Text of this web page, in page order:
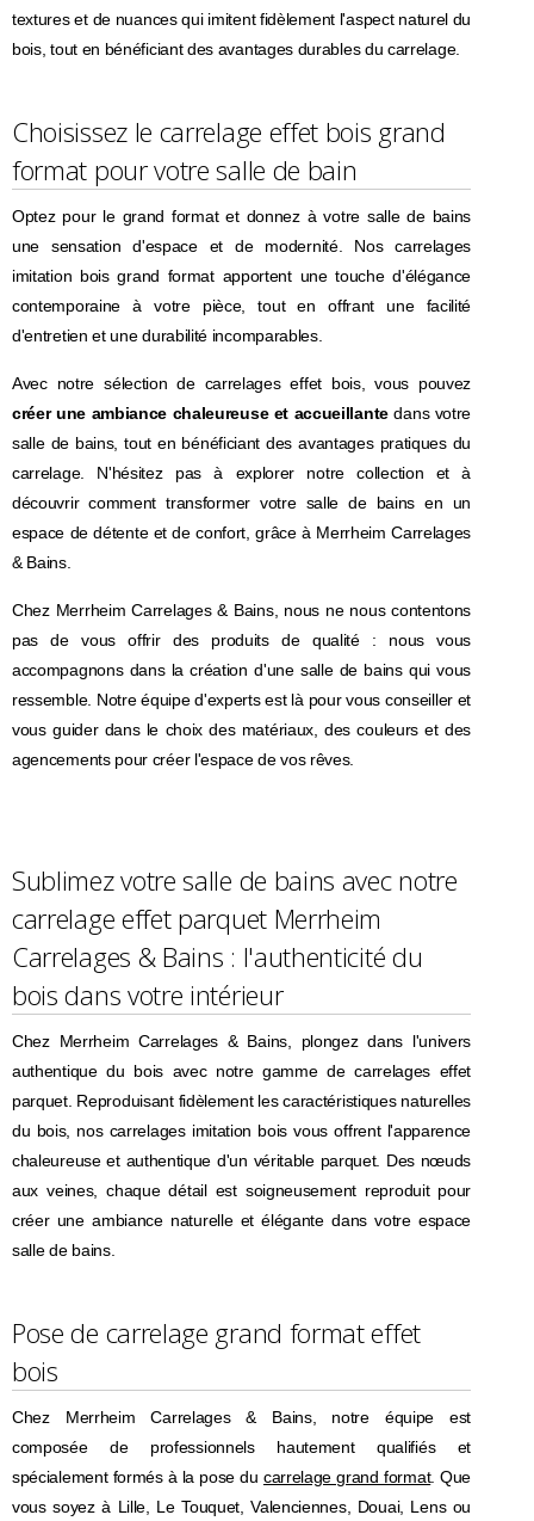
textures et de nuances qui imitent fidèlement l'aspect naturel du
bois, tout en bénéficiant des avantages durables du carrelage.
Choisissez le carrelage effet bois grand
format pour votre salle de bain
Optez pour le grand format et donnez à votre salle de bains
une sensation d'espace et de modernité. Nos carrelages
imitation bois grand format apportent une touche d'élégance
contemporaine à votre pièce, tout en offrant une facilité
d'entretien et une durabilité incomparables.
Avec notre sélection de carrelages effet bois, vous pouvez
créer une ambiance chaleureuse et accueillantedans votre
salle de bains, tout en bénéficiant des avantages pratiques du
carrelage. N'hésitez pas à explorer notre collection et à
découvrir comment transformer votre salle de bains en un
espace de détente et de confort, grâce à Merrheim Carrelages
& Bains.
Chez Merrheim Carrelages & Bains, nous ne nous contentons
pas de vous offrir des produits de qualité : nous vous
accompagnons dans la création d'une salle de bains qui vous
ressemble. Notre équipe d'experts est là pour vous conseiller et
vous guider dans le choix des matériaux, des couleurs et des
agencements pour créer l'espace de vos rêves.
Sublimez votre salle de bains avec notre
carrelage effet parquet Merrheim
Carrelages & Bains : l'authenticité du
bois dans votre intérieur
Chez Merrheim Carrelages & Bains, plongez dans l'univers
authentique du bois avec notre gamme de carrelages effet
parquet. Reproduisant fidèlement les caractéristiques naturelles
du bois, nos carrelages imitation bois vous offrent l'apparence
chaleureuse et authentique d'un véritable parquet. Des nœuds
aux veines, chaque détail est soigneusement reproduit pour
créer une ambiance naturelle et élégante dans votre espace
salle de bains.
Pose de carrelage grand format effet
bois
Chez Merrheim Carrelages & Bains, notre équipe est
composée de professionnels hautement qualifiés et
spécialement formés à la pose du carrelage grand format. Que
vous soyez à Lille, Le Touquet, Valenciennes, Douai, Lens ou